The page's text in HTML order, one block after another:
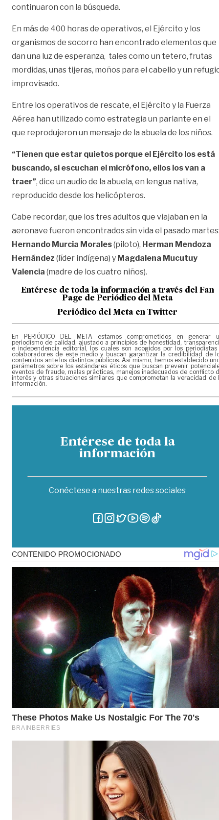
continuaron con la búsqueda.
En más de 400 horas de operativos, el Ejército y los
organismos de socorro han encontrado elementos que
dan una luz de esperanza, tales como un tetero, frutas
mordidas, unas tijeras, moños para el cabello y un
improvisado.
Entre los operativos de rescate, el Ejército y la Fuerza
Aérea han utilizado como estrategia un parlante en el
que reprodujeron un mensaje de la abuela de los niños.
“Tienen que estar quietos porque el Ejército los está
buscando, si escuchan el micrófono, ellos los van a
traer”, dice un audio de la abuela, en lengua nativa,
reproducido desde los helicópteros.
Cabe recordar, que los tres adultos que viajaban en la
aeronave fueron encontrados sin vida el pasado
Hernando Murcia Morales(piloto), Herman Mendoza
Hernández (líder indígena) y Magdalena Mucutuy
Valencia (madre de los cuatro niños).
Entérese de toda la información a través del Fan
Page de Periódico del Meta
Periódico del Meta en Twitter
En PERIÓDICO DEL META estamos comprometidos en generar
periodismo de calidad, ajustado a principios de honestidad,
e independencia editorial, los cuales son acogidos por los periodistas
colaboradores de este medio y buscan garantizar la credibilidad de
contenidos ante los distintos públicos. Así mismo, hemos establecido
parámetros sobre los estándares éticos que buscan prevenir
eventos de fraude, malas prácticas, manejos inadecuados de conflicto
interés y otras situaciones similares que comprometan la veracidad de
información.
Entérese de toda la
información
Conéctese a nuestras redes sociales